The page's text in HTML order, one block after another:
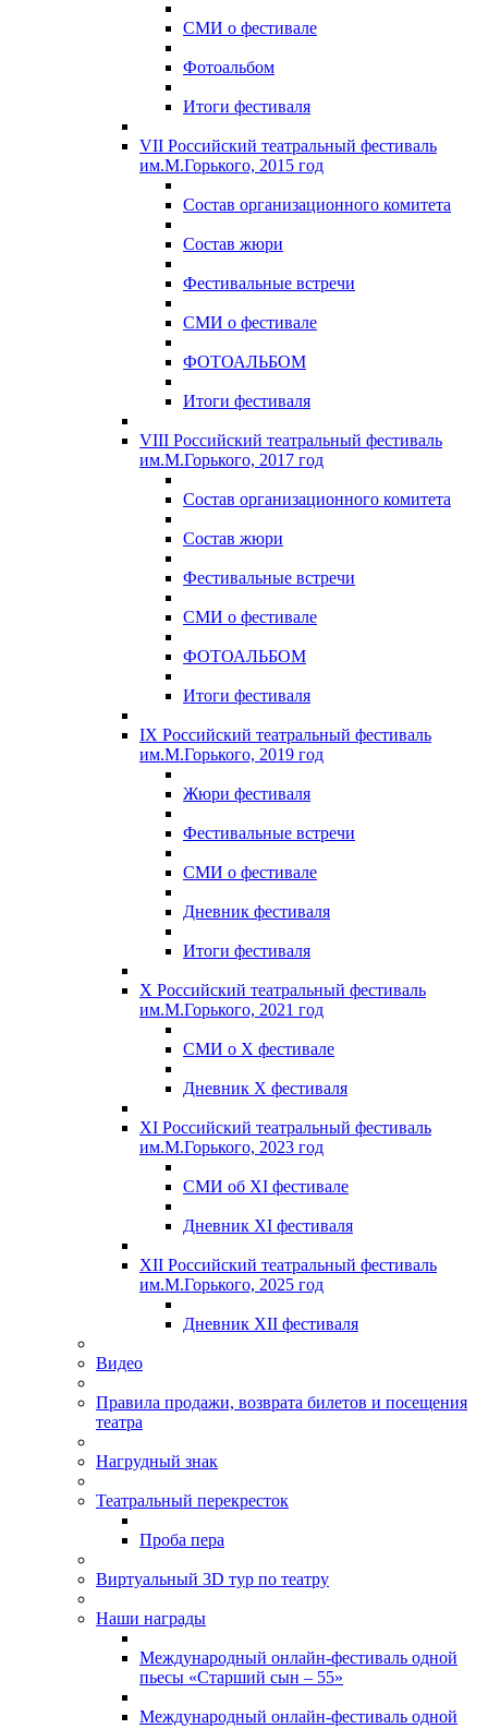
СМИ о фестивале
Фотоальбом
Итоги фестиваля
VII Российский театральный фестиваль
им.М.Горького, 2015 год
Состав организационного комитета
Состав жюри
Фестивальные встречи
СМИ о фестивале
ФОТОАЛЬБОМ
Итоги фестиваля
VIII Российский театральный фестиваль
им.М.Горького, 2017 год
Состав организационного комитета
Состав жюри
Фестивальные встречи
СМИ о фестивале
ФОТОАЛЬБОМ
Итоги фестиваля
IX Российский театральный фестиваль
им.М.Горького, 2019 год
Жюри фестиваля
Фестивальные встречи
СМИ о фестивале
Дневник фестиваля
Итоги фестиваля
X Российский театральный фестиваль
им.М.Горького, 2021 год
СМИ о X фестивале
Дневник X фестиваля
XI Российский театральный фестиваль
им.М.Горького, 2023 год
СМИ об XI фестивале
Дневник XI фестиваля
XII Российский театральный фестиваль
им.М.Горького, 2025 год
Дневник XII фестиваля
Видео
Правила продажи, возврата билетов и посещения
театра
Нагрудный знак
Театральный перекресток
Проба пера
Виртуальный 3D тур по театру
Наши награды
Международный онлайн-фестиваль одной
пьесы «Старший сын – 55»
Международный онлайн-фестиваль одной